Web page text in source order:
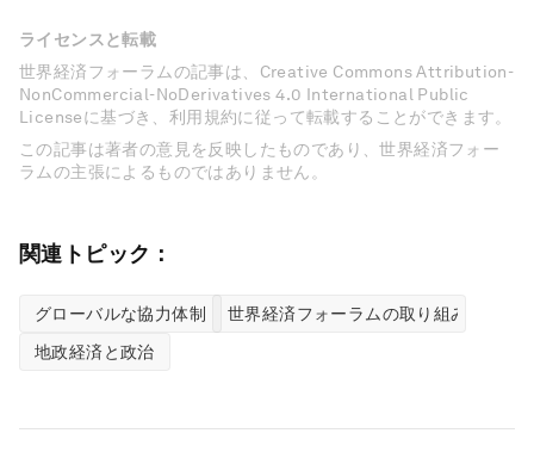
ライセンスと転載
世界経済フォーラムの記事は、Creative Commons Attribution-
NonCommercial-NoDerivatives 4.0 International Public
Licenseに基づき、利用規約に従って転載することができます。
この記事は著者の意見を反映したものであり、世界経済フォー
ラムの主張によるものではありません。
関連トピック：
グローバルな協力体制
世界経済フォーラムの取り組み
地政経済と政治